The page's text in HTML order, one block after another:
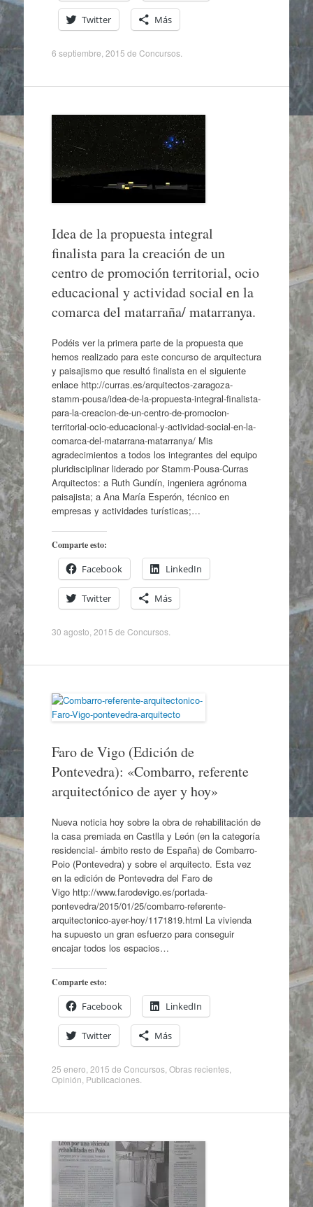
Twitter Más
6 septiembre, 2015 de Concursos.
Idea de la propuesta integral
finalista para la creación de un
centro de promoción territorial, ocio
educacional y actividad social en la
comarca del matarraña/ matarranya.
Podéis ver la primera parte de la propuesta que
hemos realizado para este concurso de arquitectura
y paisajismo que resultó finalista en el siguiente
enlace http://curras.es/arquitectos-zaragoza-
stamm-pousa/idea-de-la-propuesta-integral-finalista-
para-la-creacion-de-un-centro-de-promocion-
territorial-ocio-educacional-y-actividad-social-en-la-
comarca-del-matarrana-matarranya/ Mis
agradecimientos a todos los integrantes del equipo
pluridisciplinar liderado por Stamm-Pousa-Curras
Arquitectos: a Ruth Gundín, ingeniera agrónoma
paisajista; a Ana María Esperón, técnico en
empresas y actividades turísticas;…
Comparte esto:
Facebook LinkedIn
Twitter Más
30 agosto, 2015 de Concursos.
Faro de Vigo (Edición de
Pontevedra): «Combarro, referente
arquitectónico de ayer y hoy»
Nueva noticia hoy sobre la obra de rehabilitación de
la casa premiada en Castlla y León (en la categoría
residencial- ámbito resto de España) de Combarro-
Poio (Pontevedra) y sobre el arquitecto. Esta vez
en la edición de Pontevedra del Faro de
Vigo http://www.farodevigo.es/portada-
pontevedra/2015/01/25/combarro-referente-
arquitectonico-ayer-hoy/1171819.html La vivienda
ha supuesto un gran esfuerzo para conseguir
encajar todos los espacios…
Comparte esto:
Facebook LinkedIn
Twitter Más
25 enero, 2015 de Concursos, Obras recientes,
Opinión Publicaciones.